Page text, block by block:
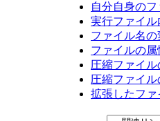
自分自身の
実行ファイ
ファイル名の
ファイルの属
圧縮ファイ
圧縮ファイ
拡張したフ